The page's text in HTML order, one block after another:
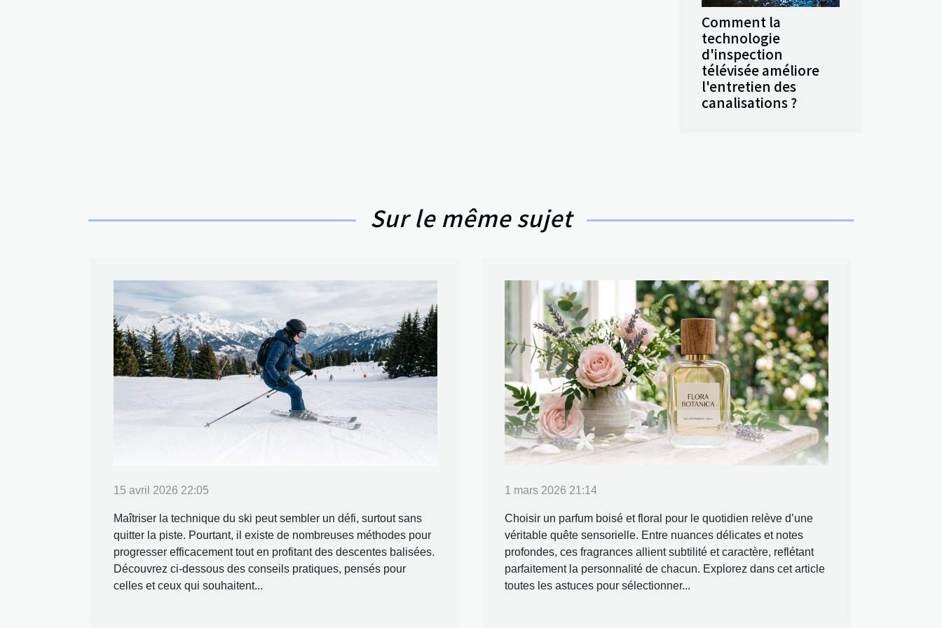
Comment la
technologie
d'inspection
télévisée améliore
l'entretien des
canalisations ?
Sur le même sujet
15 avril 2026 22:05
Maîtriser la technique du ski peut sembler un défi, surtout sans
quitter la piste. Pourtant, il existe de nombreuses méthodes pour
progresser efficacement tout en profitant des descentes balisées.
Découvrez ci-dessous des conseils pratiques, pensés pour
celles et ceux qui souhaitent...
1 mars 2026 21:14
Choisir un parfum boisé et floral pour le quotidien relève d’une
véritable quête sensorielle. Entre nuances délicates et notes
profondes, ces fragrances allient subtilité et caractère, reflétant
parfaitement la personnalité de chacun. Explorez dans cet article
toutes les astuces pour sélectionner...